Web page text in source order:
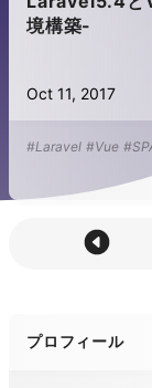
境構築-
Oct 11, 2017
#Laravel #Vue
プロフィール